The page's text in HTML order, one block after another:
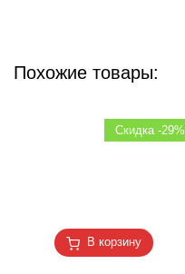
Похожие товары:
В корзину
Скидка -29%